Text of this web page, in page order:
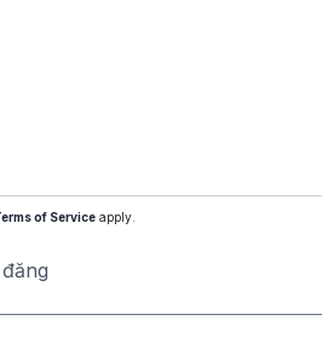
of Service apply.